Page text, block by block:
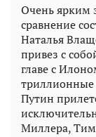
Очень ярким
сравнение
Наталья
привез с
главе с
Путин
Миллера,